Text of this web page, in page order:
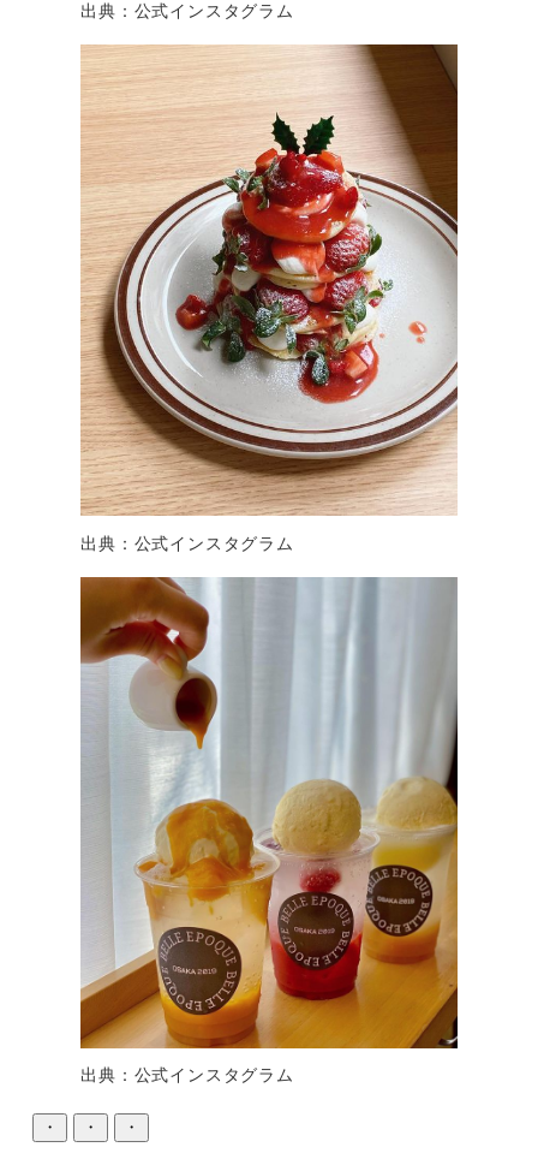
出典：公式インスタグラム
出典：公式インスタグラム
出典：公式インスタグラム
・ ・ ・